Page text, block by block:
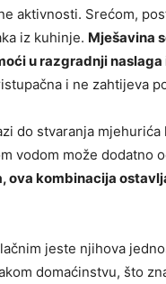
aktivnosti. Srećom,
iz kuhinje. Mješavina
u razgradnji
i ne zahtijeva
do stvaranja
vodom može dodatno
ova kombinacija
jeste njihova
domaćinstvu, što